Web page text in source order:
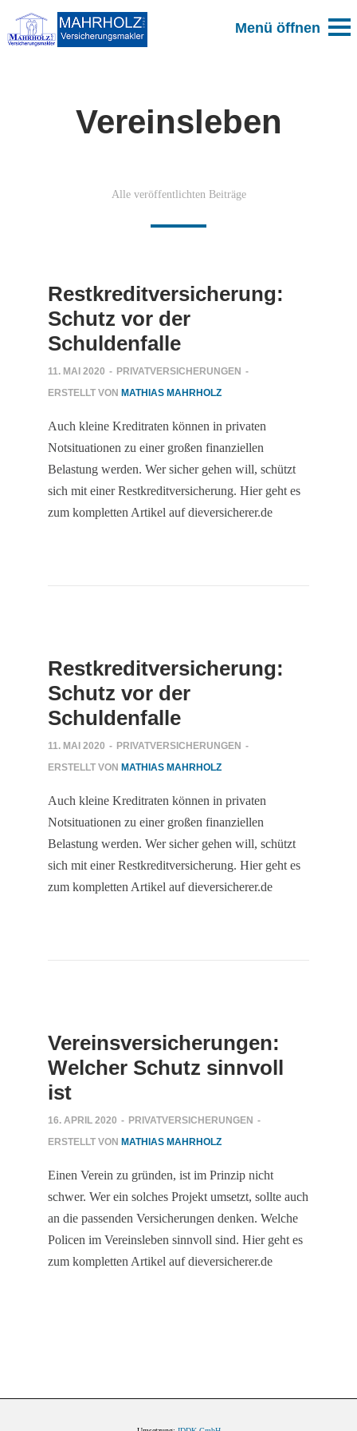
Vereinsleben
Alle veröffentlichten Beiträge
Restkreditversicherung:
Schutz vor der
Schuldenfalle
11. MAI 2020 - PRIVATVERSICHERUNGEN -
ERSTELLT VON MATHIAS MAHRHOLZ
Auch kleine Kreditraten können in privaten
Notsituationen zu einer großen finanziellen
Belastung werden. Wer sicher gehen will, schützt
sich mit einer Restkreditversicherung. Hier geht es
zum kompletten Artikel auf dieversicherer.de
Restkreditversicherung:
Schutz vor der
Schuldenfalle
11. MAI 2020 - PRIVATVERSICHERUNGEN -
ERSTELLT VON MATHIAS MAHRHOLZ
Auch kleine Kreditraten können in privaten
Notsituationen zu einer großen finanziellen
Belastung werden. Wer sicher gehen will, schützt
sich mit einer Restkreditversicherung. Hier geht es
zum kompletten Artikel auf dieversicherer.de
Vereinsversicherungen:
Welcher Schutz sinnvoll
ist
16. APRIL 2020 - PRIVATVERSICHERUNGEN -
ERSTELLT VON MATHIAS MAHRHOLZ
Einen Verein zu gründen, ist im Prinzip nicht
schwer. Wer ein solches Projekt umsetzt, sollte auch
an die passenden Versicherungen denken. Welche
Policen im Vereinsleben sinnvoll sind. Hier geht es
zum kompletten Artikel auf dieversicherer.de